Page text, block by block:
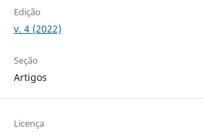
Edição
v. 4 (2022)
Seção
Artigos
Licença